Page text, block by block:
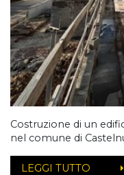
Costruzione di un
nel comune di
LEGGI TUTTO